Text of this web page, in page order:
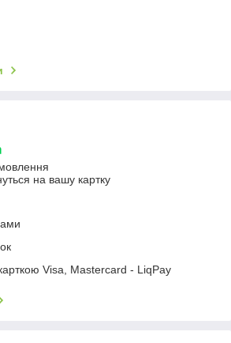
на вашу картку
Visa, Mastercard - LiqPay